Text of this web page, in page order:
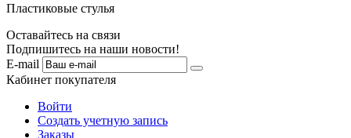
Пластиковые стулья
Оставайтесь на связи
Подпишитесь на наши новости!
E-mail
Кабинет покупателя
Войти
Создать учетную запись
Заказы